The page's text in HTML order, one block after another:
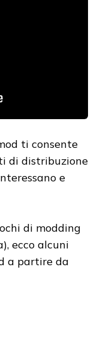
ti consente
di distribuzione
e
di modding
ecco alcuni
a partire da